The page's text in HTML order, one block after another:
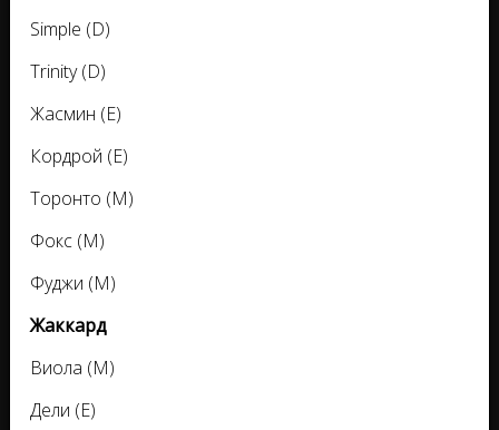
Simple (D)
Trinity (D)
Жасмин (E)
Кордрой (E)
Торонто (M)
Фокс (M)
Фуджи (M)
Жаккард
Виола (M)
Дели (E)